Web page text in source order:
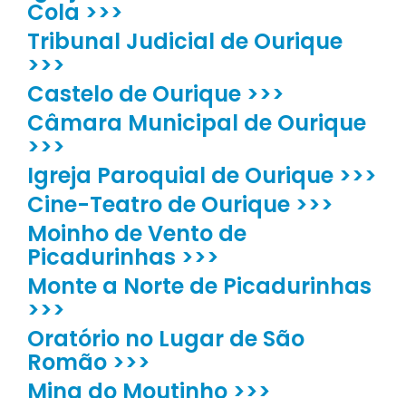
Cola >>>
Tribunal Judicial de Ourique
>>>
Castelo de Ourique >>>
Câmara Municipal de Ourique
>>>
Igreja Paroquial de Ourique >>>
Cine-Teatro de Ourique >>>
Moinho de Vento de
Picadurinhas >>>
Monte a Norte de Picadurinhas
>>>
Oratório no Lugar de São
Romão >>>
Mina do Moutinho >>>